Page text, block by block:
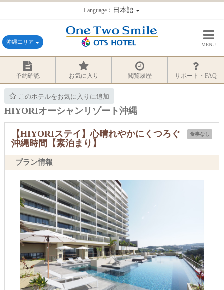
Language：日本語
沖縄エリア MENU
予約確認 お気に入り 閲覧履歴 サポート・FAQ
このホテルをお気に入りに追加
HIYORIオーシャンリゾート沖縄
食事なし
【HIYORIステイ】心晴れやかにくつろぐ
沖縄時間【素泊まり】
プラン情報